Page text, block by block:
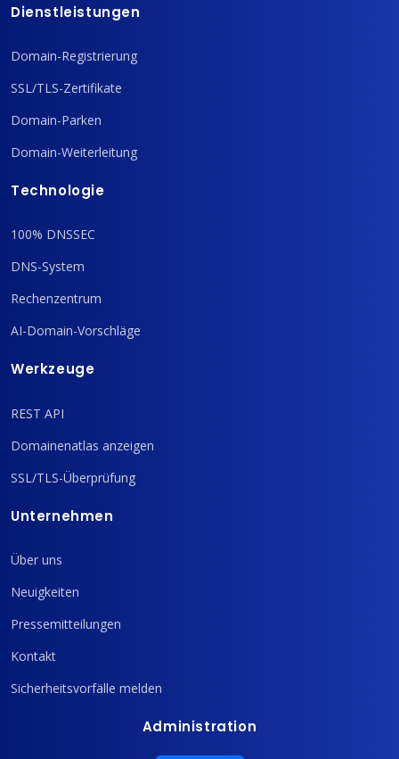
Dienstleistungen
Domain-Registrierung
SSL/TLS-Zertifikate
Domain-Parken
Domain-Weiterleitung
Technologie
100% DNSSEC
DNS-System
Rechenzentrum
AI-Domain-Vorschläge
Werkzeuge
REST API
Domainenatlas anzeigen
SSL/TLS-Überprüfung
Unternehmen
Über uns
Neuigkeiten
Pressemitteilungen
Kontakt
Sicherheitsvorfälle melden
Administration